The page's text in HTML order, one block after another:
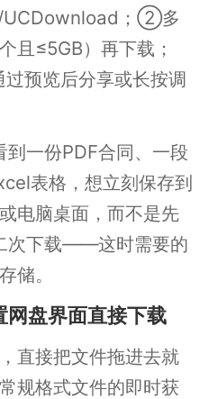
UCDownload；②多
且≤5GB）再下载；
预览后分享或长按调
一份PDF合同、一段
表格，想立刻保存到
电脑桌面，而不是先
次下载——这时需要的
储。
盘界面直接下载
直接把文件拖进去就
规格式文件的即时获